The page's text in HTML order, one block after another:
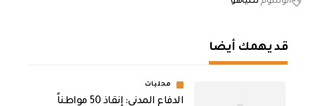
قد يهمك أيضا
محليات
الدفاع المدني: إنقاذ 50 مواطناً